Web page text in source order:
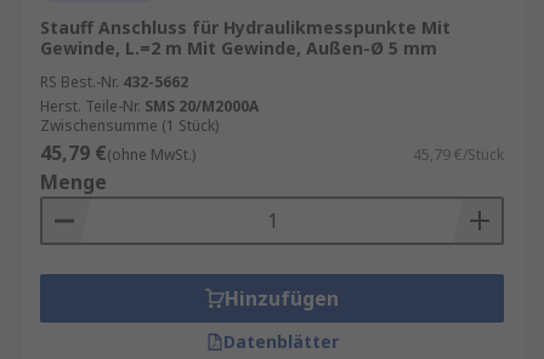
Adapter-Schlauch: Ein Adapter-Schlauch
wird verwendet, um einen Hydraulik-
Prüfpunkt-Messschlauch an eine andere
Komponente anzuschließen, die keinen
speziellen Anschluss für den Schlauch hat.
Stauff Anschluss für Hydraulikmesspunkte Mit
Gewinde, L.=2 m Mit Gewinde, Außen-Ø 5 mm
RS Best.-Nr. 432-5662
Herst. Teile-Nr. SMS 20/M2000A
Zwischensumme (1 Stück)
45,79 €(ohne MwSt.) 45,79 €/Stück
Menge
Hinzufügen
Datenblätter